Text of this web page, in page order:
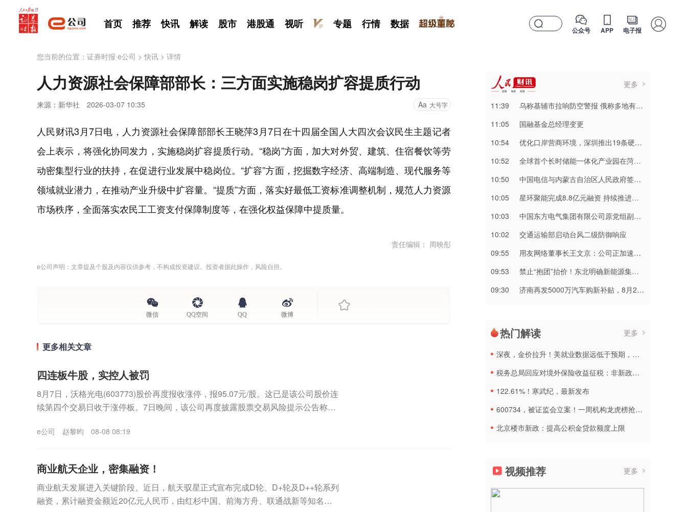
首页 推荐 快讯 解读 股市 港股通 视听 专题 行情 数据 公众号 APP 电子报
您当前的位置： 证券时报·e公司 >快讯 > 详情
人力资源社会保障部部长：三方面实施稳岗扩容提质行动
来源：新华社 2026-03-07 10:35 Aa 大号字
人民财讯3月7日电，人力资源社会保障部部长王晓萍3月7日在十四届全国人大四次会议民生主题记者
会上表示，将强化协同发力，实施稳岗扩容提质行动。“稳岗”方面，加大对外贸、建筑、住宿餐饮等劳
动密集型行业的扶持，在促进行业发展中稳岗位。“扩容”方面，挖掘数字经济、高端制造、现代服务等
领域就业潜力，在推动产业升级中扩容量。“提质”方面，落实好最低工资标准调整机制，规范人力资源
市场秩序，全面落实农民工工资支付保障制度等，在强化权益保障中提质量。
责任编辑： 周映彤
e公司声明：文章提及个股及内容仅供参考，不构成投资建议。投资者据此操作，风险自担。
微信 QQ空间 QQ 微博
更多相关文章
四连板牛股，实控人被罚
8月7日，沃格光电(603773)股价再度报收涨停，报95.07元/股。这已是该公司股价连
续第四个交易日收于涨停板。7日晚间，该公司再度披露股票交易风险提示公告称，
e公司 赵黎昀 08-08 08:19
商业航天企业，密集融资！
商业航天发展进入关键阶段。近日，航天驭星正式宣布完成D轮、D+轮及D++轮系列
融资，累计融资金额近20亿元人民币，由红杉中国、前海方舟、联通战新等知名产
更多
11:39
乌称基辅市拉响防空警报 俄称多地有导弹来袭
11:05
国融基金总经理变更
10:54
优化口岸营商环境，深圳推出19条硬举措
10:52
全球首个长时储能一体化产业园在菏泽量产
10:50
中国电信与内蒙古自治区人民政府签署战略合作协议
10:05
星环聚能完成8.8亿元融资 持续推进聚变能源工程化
10:03
中国东方电气集团有限公司原党组副书记、董事宋致远接受中央纪委国家监委纪律审查和监察调查
10:02
交通运输部启动台风二级防御响应
09:55
用友网络董事长王文京：公司正加速转型 企业AI业务占比快速提升
09:53
禁止“抱团”抬价！东北明确新能源集中报价仅限同省同集团
09:30
济南再发5000万汽车购新补贴，8月20日起申报
热门解读 更多
深夜，金价拉升！美就业数据远低于预期，加息或生变
税务总局回应对境外保险收益征税：非新政策，无需过度解读
122.61%！寒武纪，最新发布
600734，被证监会立案！一周机构龙虎榜抢筹名单出炉
北京楼市新政：提高公积金贷款额度上限
视频推荐 更多